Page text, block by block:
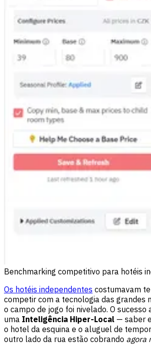
Benchmarking competitivo para hotéis
Os hotéis independentes costumavam
competir com a tecnologia das grandes
o campo de jogo foi nivelado. O sucesso
uma Inteligência Hiper-Local — saber
o hotel da esquina e o aluguel de
outro lado da rua estão cobrando agora